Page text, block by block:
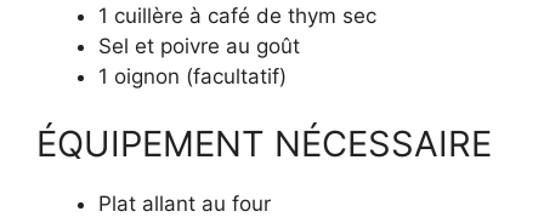
1 cuillère à café de thym sec
Sel et poivre au goût
1 oignon (facultatif)
ÉQUIPEMENT NÉCESSAIRE
Plat allant au four